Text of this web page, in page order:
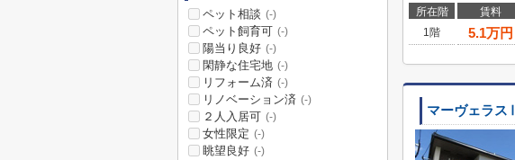
所在階 賃料
1階
5.1万円
マーヴェラスⅡ
ペット相談 (-)
ペット飼育可 (-)
陽当り良好 (-)
閑静な住宅地 (-)
リフォーム済 (-)
リノベーション済 (-)
２人入居可 (-)
女性限定 (-)
眺望良好 (-)